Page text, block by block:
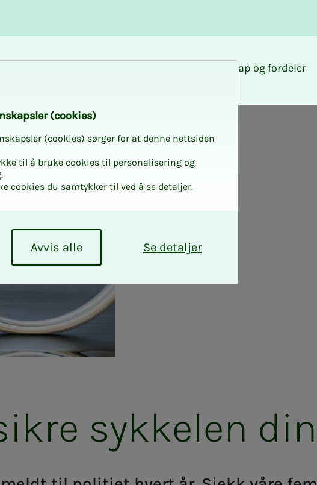
Medlemskap og fordeler
syk­­­ke­­­len din
(cookies)
(cookies) sørger for at denne nettsiden
til å bruke cookies til personalisering og
cookies du samtykker til ved å se detaljer.
Se detaljer
Avvis alle